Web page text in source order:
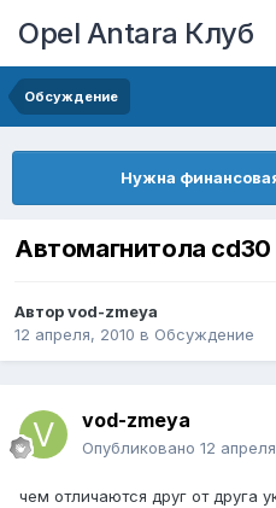
Opel Antara Клуб
Обсуждение
Нужна
Автомагнитола
Авторvod-zmeya
12 апреля, 2010 в Обсуждение
vod-zmeya
Опубликовано 12
чем отличаются друг от друга